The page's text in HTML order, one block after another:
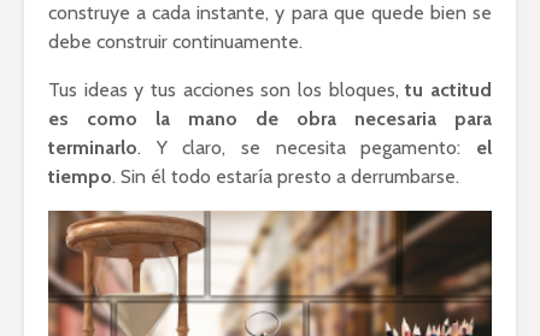
construye a cada instante, y para que quede bien se
debe construir continuamente.
Tus ideas y tus acciones son los bloques,tu actitud
es como la mano de obra necesaria para
terminarlo. Y claro, se necesita pegamento: el
tiempo. Sin él todo estaría presto a derrumbarse.